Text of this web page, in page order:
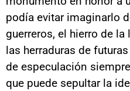
podía evitar imaginarlo
guerreros, el hierro de
las herraduras de
de especulación
que puede sepultar la